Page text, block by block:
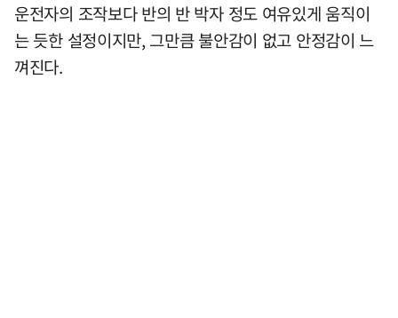
운전자의 조작보다 반의 반 박자 정도 여유있게 움직이
는 듯한 설정이지만, 그만큼 불안감이 없고 안정감이 느
껴진다.